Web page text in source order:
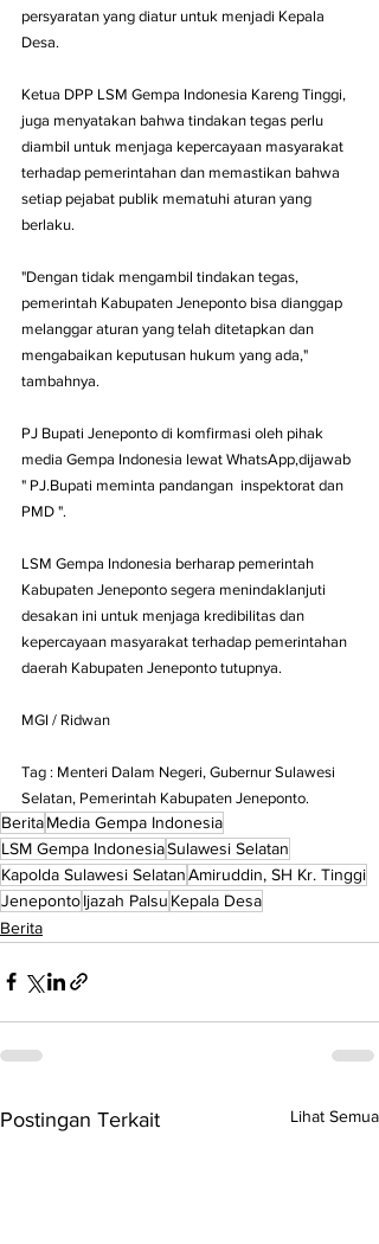
persyaratan yang diatur untuk menjadi Kepala
Desa.
Ketua DPP LSM Gempa Indonesia Kareng Tinggi,
juga menyatakan bahwa tindakan tegas perlu
diambil untuk menjaga kepercayaan masyarakat
terhadap pemerintahan dan memastikan bahwa
setiap pejabat publik mematuhi aturan yang
berlaku.
"Dengan tidak mengambil tindakan tegas,
pemerintah Kabupaten Jeneponto bisa dianggap
melanggar aturan yang telah ditetapkan dan
mengabaikan keputusan hukum yang ada,"
tambahnya.
PJ Bupati Jeneponto di komfirmasi oleh pihak
media Gempa Indonesia lewat WhatsApp,dijawab
" PJ.Bupati meminta pandangan  inspektorat dan
PMD ".
LSM Gempa Indonesia berharap pemerintah
Kabupaten Jeneponto segera menindaklanjuti
desakan ini untuk menjaga kredibilitas dan
kepercayaan masyarakat terhadap pemerintahan
daerah Kabupaten Jeneponto tutupnya.
MGI / Ridwan
Tag : Menteri Dalam Negeri, Gubernur Sulawesi
Selatan, Pemerintah Kabupaten Jeneponto.
BeritaMedia Gempa Indonesia
LSM Gempa IndonesiaSulawesi Selatan
Kapolda Sulawesi SelatanAmiruddin, SH Kr. Tinggi
JenepontoIjazah Palsu Kepala Desa
Berita
Postingan Terkait Lihat Semua